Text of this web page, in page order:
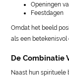
Openingen
Feestdagen
Omdat het beeld
als een betekenisvol
De Combinatie
Naast hun spirituele